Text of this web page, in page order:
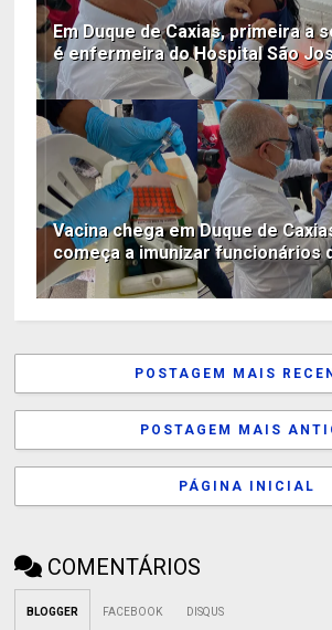
Em Duque de Caxias, primeira a
é enfermeira do Hospital São
Vacina chega em Duque de
começa a imunizar funcionários
POSTAGEM MAIS
POSTAGEM MAIS
PÁGINA INICIAL
COMENTÁRIOS
BLOGGER FACEBOOK DISQUS